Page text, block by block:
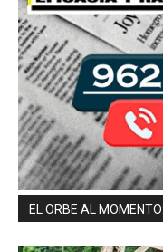
EL ORBE AL MOMENTO: